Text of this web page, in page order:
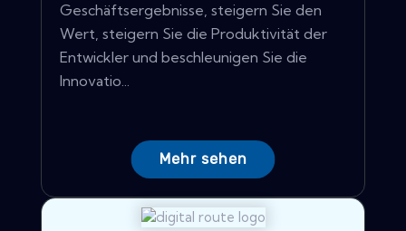
Geschäftsergebnisse, steigern Sie den
Wert, steigern Sie die Produktivität der
Entwickler und beschleunigen Sie die
Innovatio...
Mehr sehen